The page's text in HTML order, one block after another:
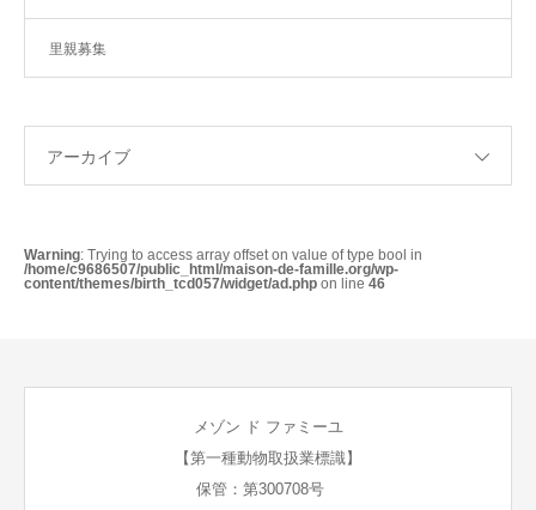
里親募集
アーカイブ
Warning: Trying to access array offset on value of type bool in
/home/c9686507/public_html/maison-de-famille.org/wp-
content/themes/birth_tcd057/widget/ad.php on line 46
メゾン ド ファミーユ
【第一種動物取扱業標識】
保管：第300708号